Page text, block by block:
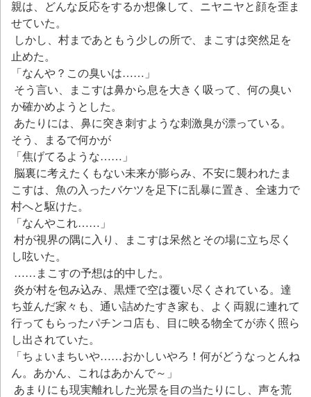
親は、どんな反応をするか想像して、ニヤニヤと顔を歪ま
せていた。
しかし、村まであともう少しの所で、まこすは突然足を
止めた。
「なんや？この臭いは……」
そう言い、まこすは鼻から息を大きく吸って、何の臭い
か確かめようとした。
あたりには、鼻に突き刺すような刺激臭が漂っている。
そう、まるで何かが
「焦げてるような……」
脳裏に考えたくもない未来が膨らみ、不安に襲われたま
こすは、魚の入ったバケツを足下に乱暴に置き、全速力で
村へと駆けた。
「なんやこれ……」
村が視界の隅に入り、まこすは呆然とその場に立ち尽く
し呟いた。
……まこすの予想は的中した。
炎が村を包み込み、黒煙で空は覆い尽くされている。達
ち並んだ家々も、通い詰めたすき家も、よく両親に連れて
行ってもらったパチンコ店も、目に映る物全てが赤く照ら
し出されていた。
「ちょいまちいや……おかしいやろ！何がどうなっとんね
ん。あかん、これはあかんで～」
あまりにも現実離れした光景を目の当たりにし、声を荒